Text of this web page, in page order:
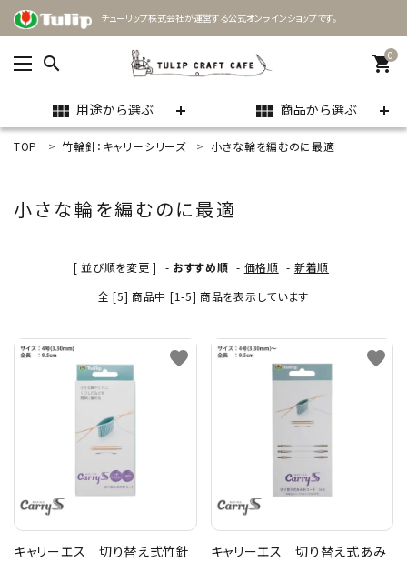
チューリップ株式会社が運営する公式オンラインショップです。
search 0
shopping_cart
view_module 用途から選ぶ view_module 商品から選ぶ
ACCOUNT MENU
meeting_room ログイン person 新規会員登録
search
用途
商品カテゴリー
配送方法
TOP 竹輪針：キャリーシリーズ 小さな輪を編むのに最適
小さな輪を編むのに最適
[ 並び順を変更 ] - おすすめ順 - 価格順 - 新着順
全 [5] 商品中 [1-5] 商品を表示しています
キャリーエス 切り替え式竹針
favorite
キャリーエス 切り替え式あみ
favorite